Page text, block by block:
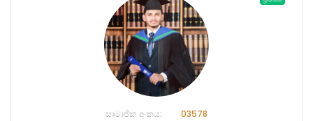
සාමාජික අංකය: 03578